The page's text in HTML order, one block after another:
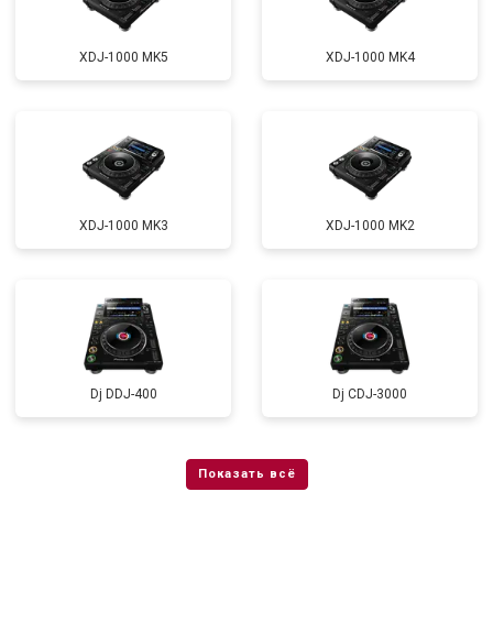
XDJ-1000 MK5 XDJ-1000 MK4
XDJ-1000 MK3 XDJ-1000 MK2
Dj DDJ-400 Dj CDJ-3000